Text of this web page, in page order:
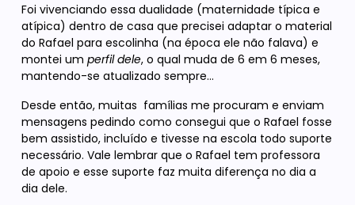
Foi vivenciando essa dualidade (maternidade típica e
atípica) dentro de casa que precisei adaptar o material
do Rafael para escolinha (na época ele não falava) e
montei um perfil dele, o qual muda de 6 em 6 meses,
mantendo-se atualizado sempre…
Desde então, muitas famílias me procuram e enviam
mensagens pedindo como consegui que o Rafael fosse
bem assistido, incluído e tivesse na escola todo suporte
necessário. Vale lembrar que o Rafael tem professora
de apoio e esse suporte faz muita diferença no dia a
dia dele.